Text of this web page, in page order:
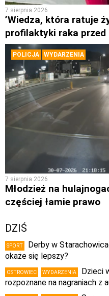
7 sierpnia 2026
’Wiedza, która ratuje
profilaktyki raka przed
POLICJA WYDARZENIA
7 sierpnia 2026
Młodzież na
częściej łamie prawo
DZIŚ
SPORT
Derby w
okaże się lepszy?
OSTROWIEC WYDARZENIA
Dzieci
rozpoznane na nagraniach z